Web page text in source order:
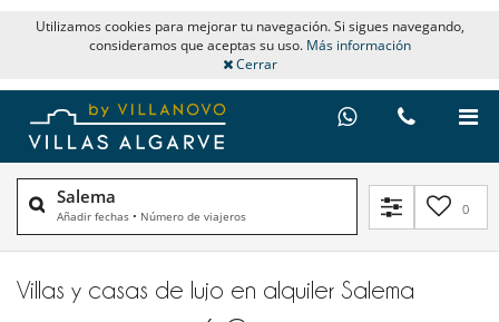
Utilizamos cookies para mejorar tu navegación. Si sigues navegando,
consideramos que aceptas su uso. Más información
Cerrar
Salema
Añadir fechas • Número de viajeros 0
Villas y casas de lujo en alquiler​ Salema